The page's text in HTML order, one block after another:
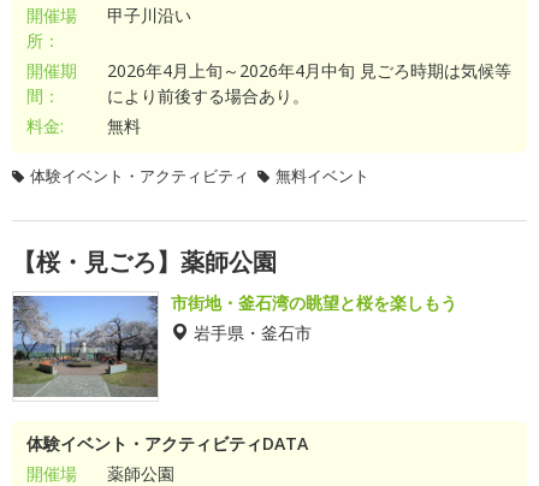
開催場
所：
甲子川沿い
開催期
間：
2026年4月上旬～2026年4月中旬 見ごろ時期は気候等
により前後する場合あり。
料金:
無料
体験イベント・アクティビティ 無料イベント
【桜・見ごろ】薬師公園
市街地・釜石湾の眺望と桜を楽しもう
岩手県・釜石市
体験イベント・アクティビティDATA
開催場
薬師公園